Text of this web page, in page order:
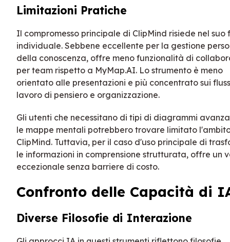
Limitazioni Pratiche
Il compromesso principale di ClipMind risiede nel suo
individuale. Sebbene eccellente per la gestione
della conoscenza, offre meno funzionalità di
per team rispetto a MyMap.AI. Lo strumento è meno
orientato alle presentazioni e più concentrato sui
lavoro di pensiero e organizzazione.
Gli utenti che necessitano di tipi di diagrammi
le mappe mentali potrebbero trovare limitato
ClipMind. Tuttavia, per il caso d'uso principale di
le informazioni in comprensione strutturata, offre un
eccezionale senza barriere di costo.
Confronto delle Capacità di
Diverse Filosofie di Interazione